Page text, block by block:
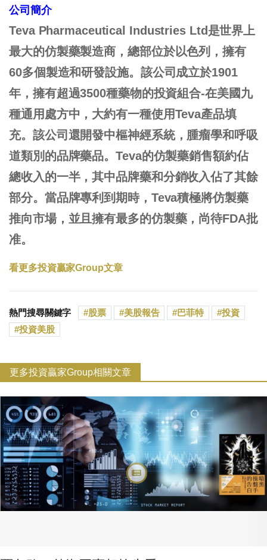
公司簡介
Teva Pharmaceutical Industries Ltd是世界上
最大的仿製藥製造商，總部位於以色列，擁有
60多個製造和研發設施。該公司成立於1901
年，擁有超過3500種藥物的投資組合-在美國九
種通用處方中，大約有一種使用Teva產品填
充。該公司還開發中樞神經系統，腫瘤學和呼吸
道類別的品牌藥品。Teva的仿製藥銷售額約佔
總收入的一半，其中品牌藥和分銷收入佔了其餘
部分。當品牌專利到期時，Teva積極將仿製藥
推向市場，並且擁有最多的仿製藥，尚待FDA批
准。
看更多投資贏家Group文章
熱門搜尋關鍵字 股票 美股報告 巴菲特
投資
投資美股
更多投資贏家Group相關文章